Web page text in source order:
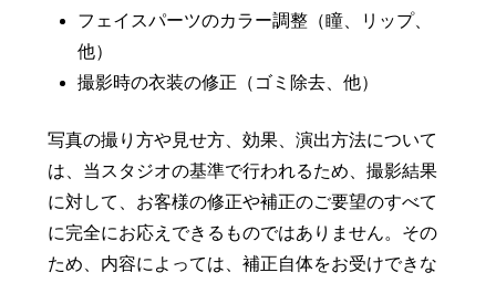
フェイスパーツのカラー調整（瞳、リップ、
他）
撮影時の衣装の修正（ゴミ除去、他）
写真の撮り方や見せ方、効果、演出方法について
は、当スタジオの基準で行われるため、撮影結果
に対して、お客様の修正や補正のご要望のすべて
に完全にお応えできるものではありません。その
ため、内容によっては、補正自体をお受けできな